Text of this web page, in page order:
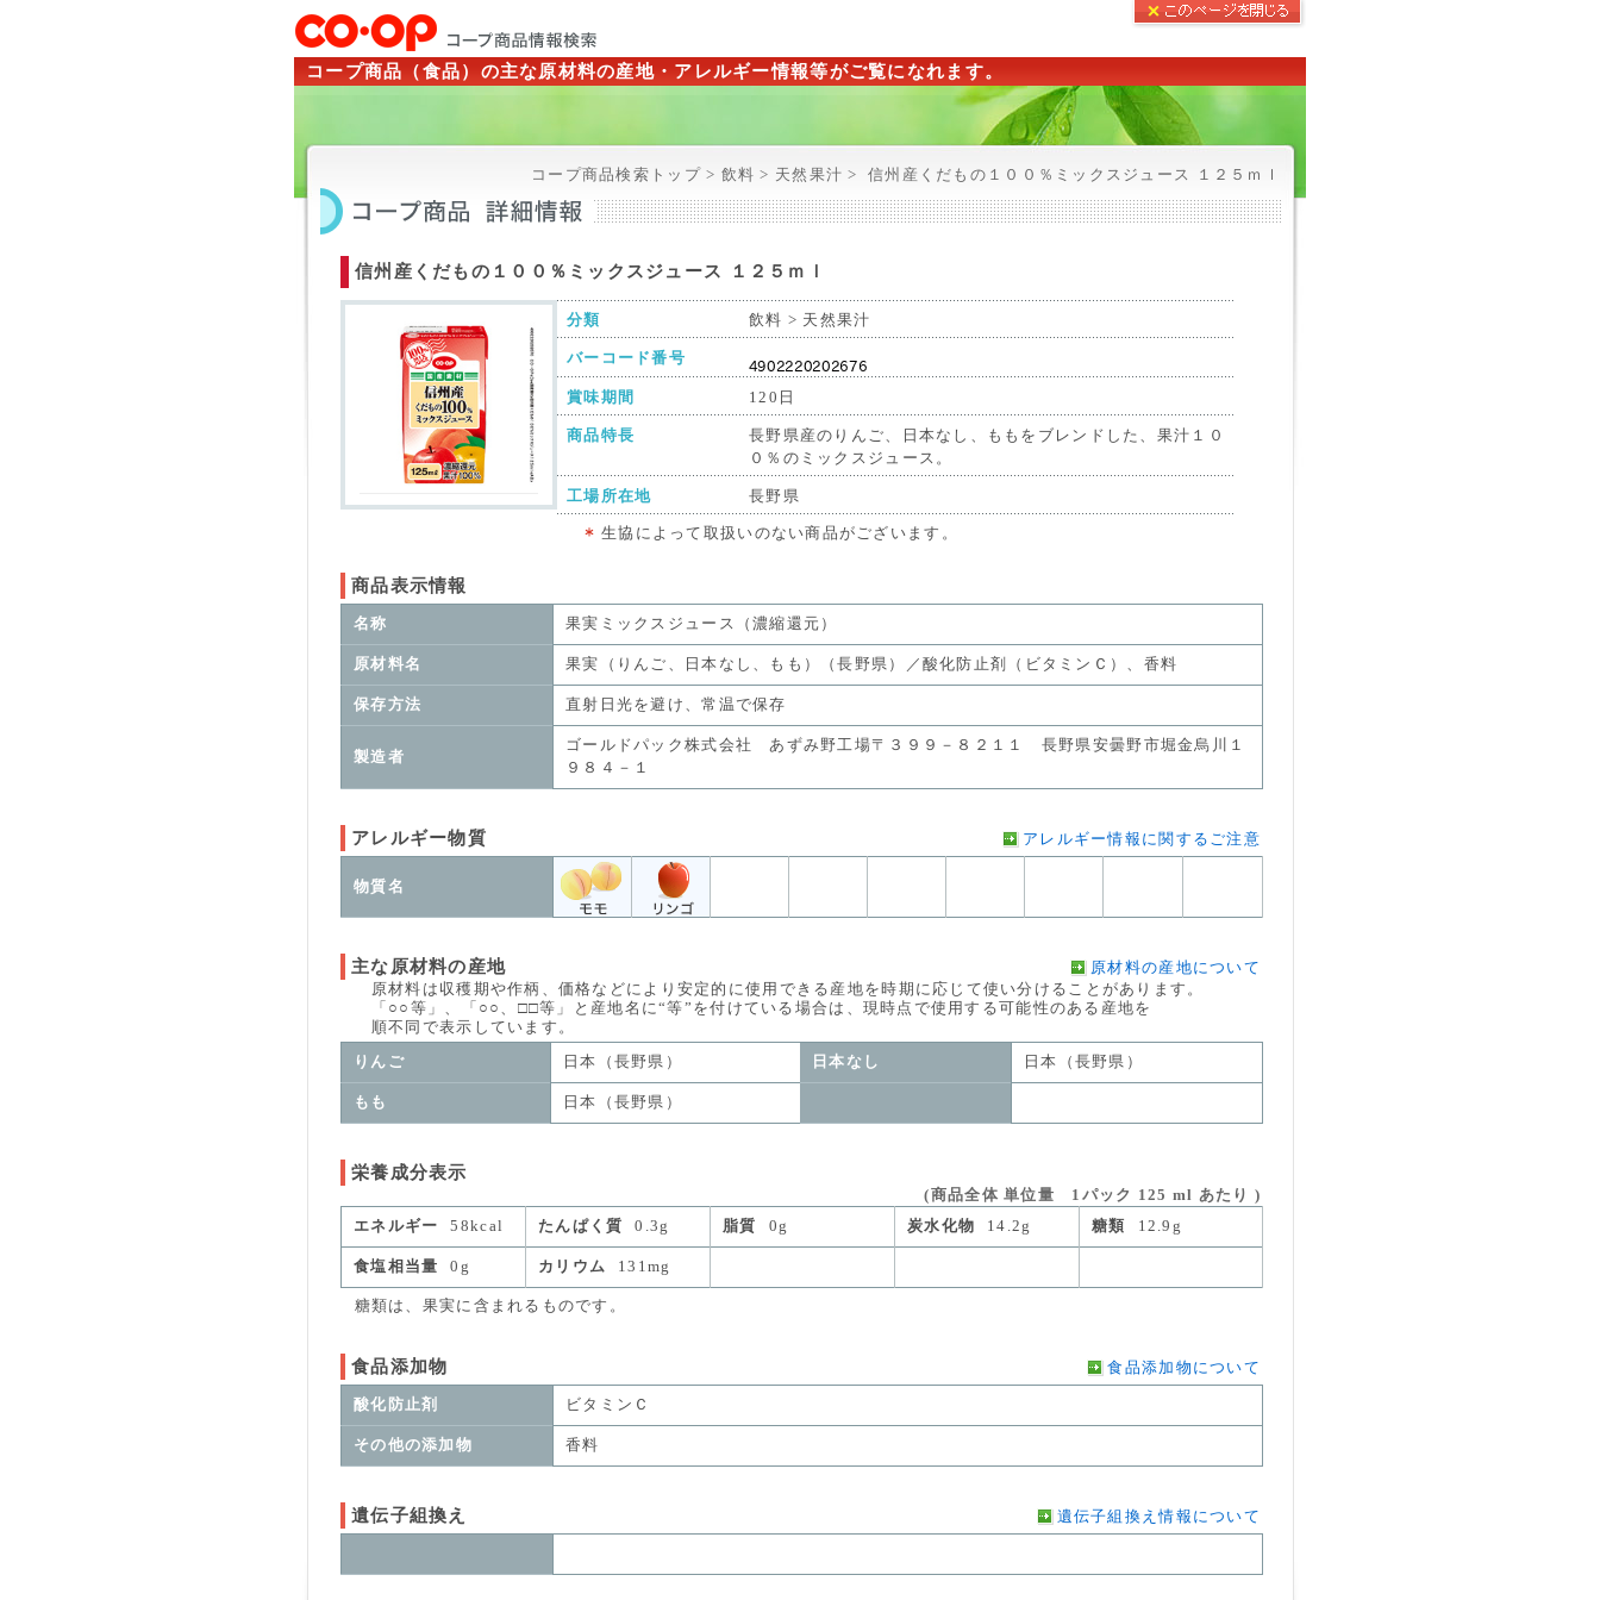
コープ商品（食品）の主な原材料の産地・アレルギー情報等がご覧になれます。
コープ商品検索トップ > 飲料 > 天然果汁 > 信州産くだもの１００％ミックスジュース １２５ｍｌ
信州産くだもの１００％ミックスジュース １２５ｍｌ
分類 飲料 > 天然果汁
バーコード番号
賞味期間 120日
商品特長
長野県産のりんご、日本なし、ももをブレンドした、果汁１０
０％のミックスジュース。
工場所在地 長野県
生協によって取扱いのない商品がございます。
商品表示情報
名称 果実ミックスジュース（濃縮還元）
原材料名 果実（りんご、日本なし、もも）（長野県）／酸化防止剤（ビタミンＣ）、香料
保存方法 直射日光を避け、常温で保存
製造者
ゴールドパック株式会社 あずみ野工場〒３９９－８２１１ 長野県安曇野市堀金烏川１
９８４－１
アレルギー物質 アレルギー情報に関するご注意
物質名
主な原材料の産地
原材料の産地について
原材料は収穫期や作柄、価格などにより安定的に使用できる産地を時期に応じて使い分けることがあります。
「○○等」、「○○、□□等」と産地名に“等”を付けている場合は、現時点で使用する可能性のある産地を
順不同で表示しています。
りんご 日本（長野県） 日本なし 日本（長野県）
もも 日本（長野県）
栄養成分表示
(商品全体 単位量 1パック 125 ml あたり )
エネルギー
58kcal たんぱく質 0.3g 脂質 0g 炭水化物 14.2g 糖類 12.9g
食塩相当量 0g カリウム 131mg
糖類は、果実に含まれるものです。
食品添加物 食品添加物について
酸化防止剤 ビタミンＣ
その他の添加物 香料
遺伝子組換え 遺伝子組換え情報について